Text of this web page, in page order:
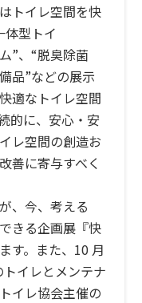
トイレ空間を快
体型トイ
”、“脱臭除菌
品”などの展示
適なトイレ空間
的に、安心・安
レ空間の創造お
善に寄与すべく
、今、考える
きる企画展『快
す。また、10 月
イレとメンテナ
イレ協会主催の